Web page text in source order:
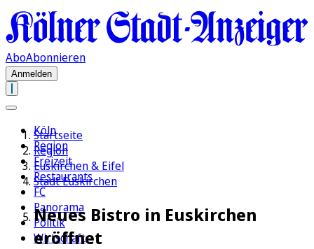
AboAbonnieren
Anmelden
Köln
Region
Freizeit
Restaurants
FC
Panorama
Politik
Wirtschaft
Startseite
Region
Euskirchen & Eifel
Stadt Euskirchen
Neues Bistro in Euskirchen
eröffnet